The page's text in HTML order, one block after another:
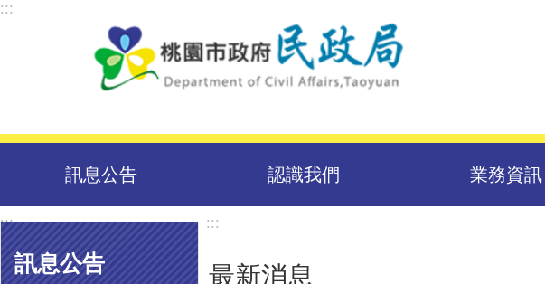
跳到主要內容區塊
:::
訊息公告 認識我們 業務資訊
:::
訊息公告
:::
最新消息